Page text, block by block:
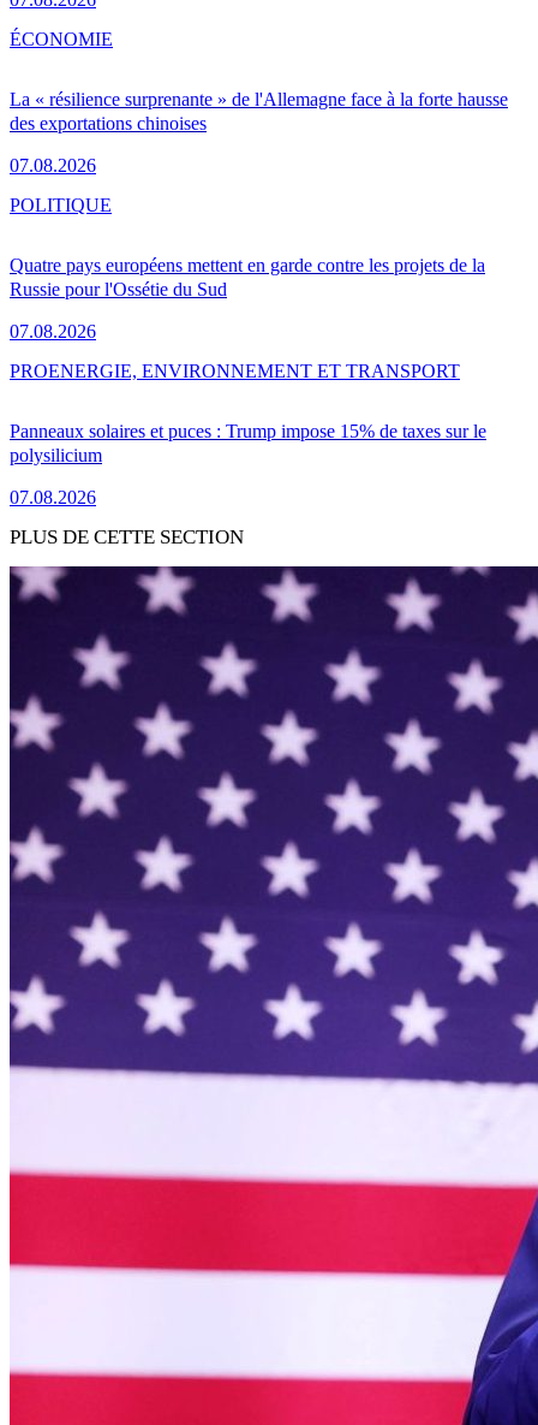
La « résilience surprenante » de l'Allemagne face à la forte hausse
des exportations chinoises
07.08.2026
ÉCONOMIE
Quatre pays européens mettent en garde contre les projets de la
Russie pour l'Ossétie du Sud
07.08.2026
POLITIQUE
Panneaux solaires et puces : Trump impose 15% de taxes sur le
polysilicium
07.08.2026
PROENERGIE, ENVIRONNEMENT ET TRANSPORT
PLUS DE CETTE SECTION